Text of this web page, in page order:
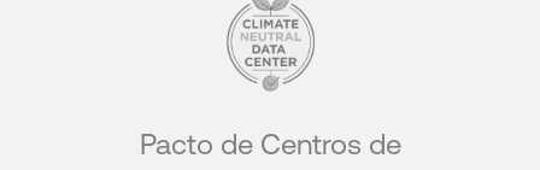
Pacto de Centros de